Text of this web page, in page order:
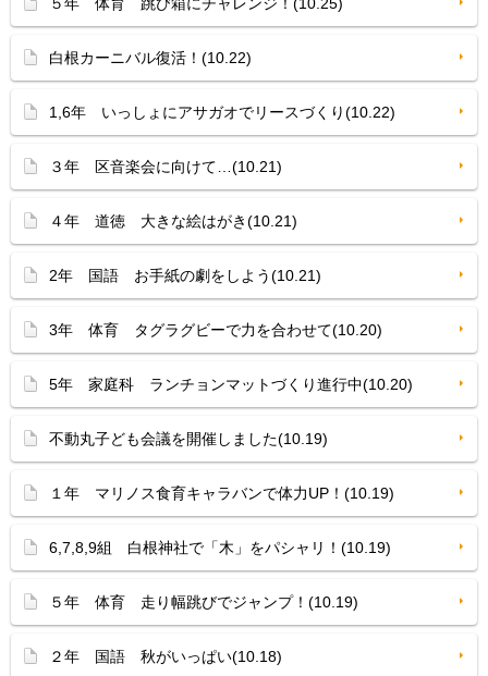
白根カーニバル復活！(10.22)
1,6年 いっしょにアサガオでリースづくり(10.22)
３年 区音楽会に向けて…(10.21)
４年 道徳 大きな絵はがき(10.21)
2年 国語 お手紙の劇をしよう(10.21)
3年 体育 タグラグビーで力を合わせて(10.20)
5年 家庭科 ランチョンマットづくり進行中(10.20)
不動丸子ども会議を開催しました(10.19)
１年 マリノス食育キャラバンで体力UP！(10.19)
6,7,8,9組 白根神社で「木」をパシャリ！(10.19)
５年 体育 走り幅跳びでジャンプ！(10.19)
２年 国語 秋がいっぱい(10.18)